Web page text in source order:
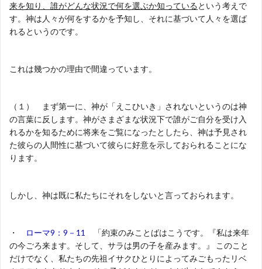
来を知り、誰がどんな状況で何を選ぶか知っている という考えで
す。神は人々が何をするかを予知し、それに基づいて人々を選ば
れるというのです。
これは幾つかの理由で間違っています。
（１） まず第一に、神が「えこひいき」されないというのは神
の言葉に反します。神がさまざまな状況下で誰がご自分を受け入
れるかを知るために将来をご覧になったとしたら、神は予見され
た彼らの人間性に基づいて彼らに好意を示しておられることにな
ります。
しかし、神は既に私たちにそれをしないと言っておられます。
・ ローマ9：9－11
「約束のみことばはこうです。『私は来年
の今ごろ来ます。そして、サラは男の子を産みます。』 このこと
だけでなく、私たちの先祖イサクひとりによってみごもったリベ